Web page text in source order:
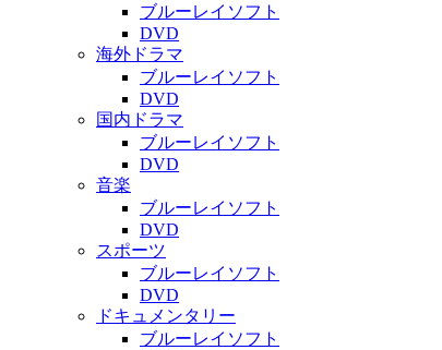
ブルーレイソフト
DVD
海外ドラマ
ブルーレイソフト
DVD
国内ドラマ
ブルーレイソフト
DVD
音楽
ブルーレイソフト
DVD
スポーツ
ブルーレイソフト
DVD
ドキュメンタリー
ブルーレイソフト